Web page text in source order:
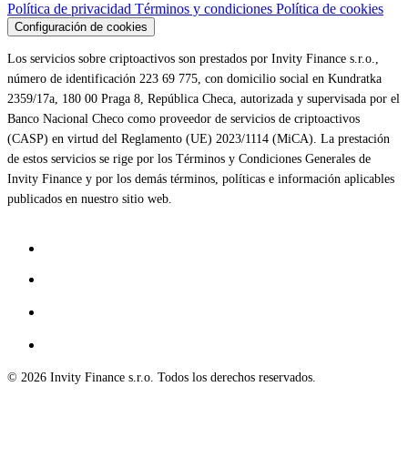
Política de privacidad Términos y condiciones Política de cookies
Configuración de cookies
Los servicios sobre criptoactivos son prestados por Invity Finance s.r.o.,
número de identificación 223 69 775, con domicilio social en Kundratka
2359/17a, 180 00 Praga 8, República Checa, autorizada y supervisada por el
Banco Nacional Checo como proveedor de servicios de criptoactivos
(CASP) en virtud del Reglamento (UE) 2023/1114 (MiCA). La prestación
de estos servicios se rige por los Términos y Condiciones Generales de
Invity Finance y por los demás términos, políticas e información aplicables
publicados en nuestro sitio web.
© 2026 Invity Finance s.r.o. Todos los derechos reservados.